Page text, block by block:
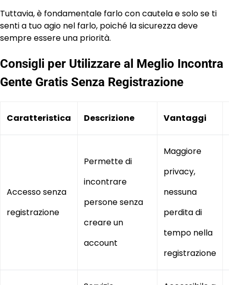
Tuttavia, è fondamentale farlo con cautela e solo se ti
senti a tuo agio nel farlo, poiché la sicurezza deve
sempre essere una priorità.
Consigli per Utilizzare al Meglio Incontra
Gente Gratis Senza Registrazione
Caratteristica Descrizione Vantaggi
Accesso senza
registrazione
Permette di
incontrare
persone senza
creare un
account
Maggiore
privacy,
nessuna
perdita di
tempo nella
registrazione